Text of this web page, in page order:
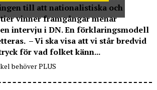
till att nationalistiska och
vinner framgångar menar
intervju i DN. En förklaringsmodell
– Vi ska visa att vi står bredvid
för vad folket känn...
behöver PLUS